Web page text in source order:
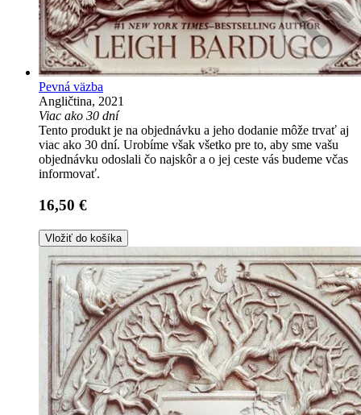
Pevná väzba
Angličtina, 2021
Viac ako 30 dní
Tento produkt je na objednávku a jeho dodanie môže trvať aj
viac ako 30 dní. Urobíme však všetko pre to, aby sme vašu
objednávku odoslali čo najskôr a o jej ceste vás budeme včas
informovať.
16,50 €
Vložiť do košíka